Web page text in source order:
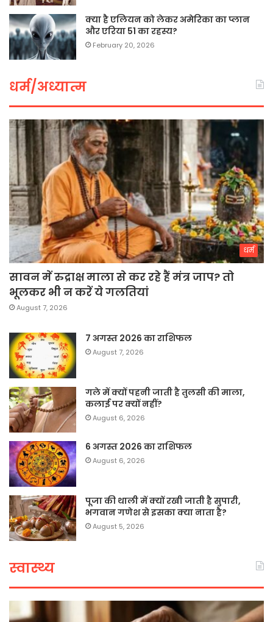
क्या है एलियन को लेकर अमेरिका का प्लान
और एरिया 51 का रहस्य?
February 20, 2026
धर्म/अध्यात्म
धर्म
सावन में रुद्राक्ष माला से कर रहे हैं मंत्र जाप? तो
भूलकर भी न करें ये गलतियां
August 7, 2026
7 अगस्त 2026 का राशिफल
August 7, 2026
गले में क्यों पहनी जाती है तुलसी की माला,
कलाई पर क्यों नहीं?
August 6, 2026
6 अगस्त 2026 का राशिफल
August 6, 2026
पूजा की थाली में क्यों रखी जाती है सुपारी,
भगवान गणेश से इसका क्या नाता है?
August 5, 2026
स्वास्थ्य